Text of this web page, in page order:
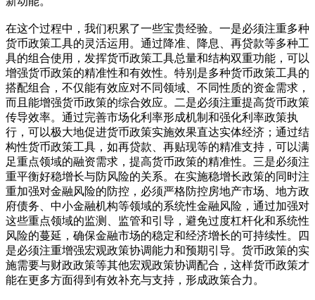
在这个过程中，我们积累了一些宝贵经验。一是必须注重多种
货币政策工具的灵活运用。通过降准、降息、再贷款等多种工
具的组合使用，发挥货币政策工具总量和结构双重功能，可以
增强货币政策的精准性和有效性。特别是多种货币政策工具的
搭配组合，不仅能有效应对不同领域、不同性质的资金需求，
而且能增强货币政策的综合效应。二是必须注重提高货币政策
传导效率。通过完善市场化利率形成机制和强化利率政策执
行，可以极大地促进货币政策实施效果直达实体经济；通过结
构性货币政策工具，如再贷款、再贴现等的精准支持，可以满
足重点领域的融资需求，提高货币政策的精准性。三是必须注
重平衡好稳增长与防风险的关系。在实施稳增长政策的同时注
重加强对金融风险的防控，必须严格防控房地产市场、地方政
府债务、中小金融机构等领域的系统性金融风险，通过加强对
这些重点领域的监测、监管和引导，避免过度杠杆化和系统性
风险的蔓延，确保金融市场的稳定和经济增长的可持续性。四
是必须注重增强宏观政策协调能力和预期引导。货币政策的实
施需要与财政政策等其他宏观政策协调配合，这样货币政策才
能在更多方面得到有效补充与支持，形成政策合力。